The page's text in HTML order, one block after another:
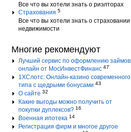
Все что вы хотели знать о риэлторах
Страхования 5
Все что вы хотели знать о страховании
недвижимости
Многие рекомендуют
Лучший сервис по оформлению займов
онлайн от МосИнвестФинанс 47
1ХСлотс: Онлайн-казино современного
типа с щедрыми бонусами 43
О сайте 32
Какие выгоды можно получить от
покупки дуплексов? 16
Военная ипотека 14
Регистрация фирм и многое другое